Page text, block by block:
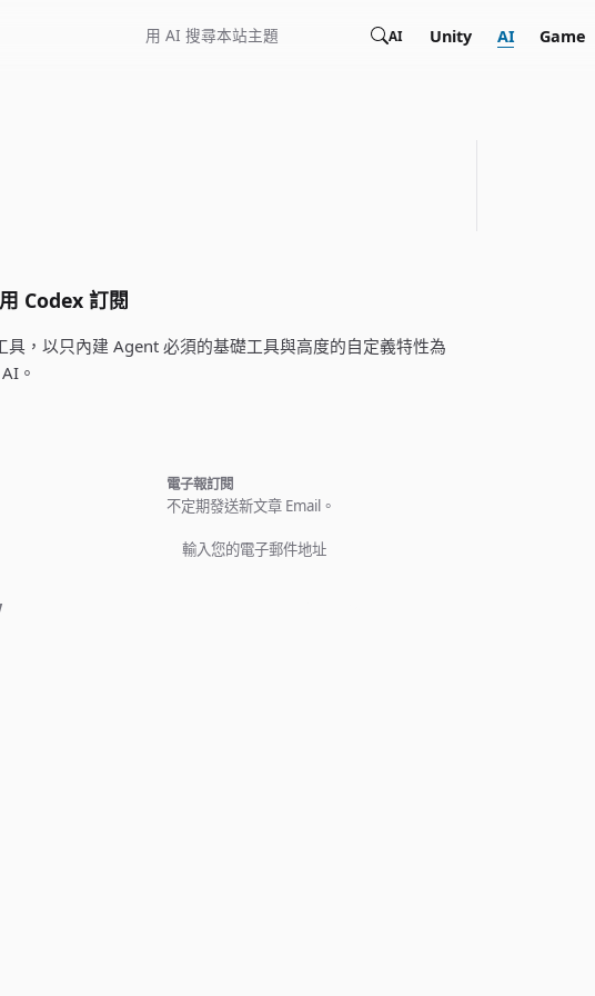
AI Unity AI Game
Codex 訂閱
，以只內建 Agent 必須的基礎工具與高度的自定義特性為
。
電子報訂閱
不定期發送新文章 Email。